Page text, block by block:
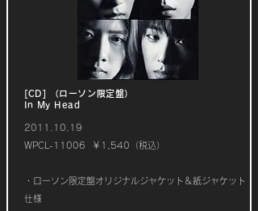
[CD] （ローソン限定盤）
In My Head
2011.10.19
WPCL-11006 ￥1,540（税込）
・ローソン限定盤オリジナルジャケット＆紙ジャケット
仕様